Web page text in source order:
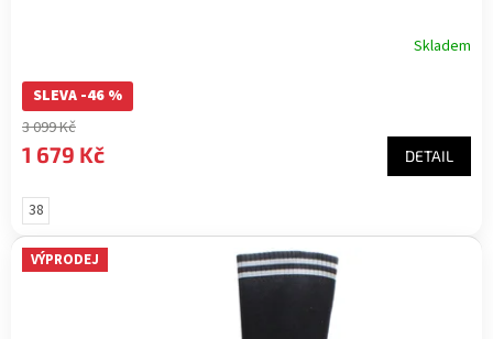
Skladem
SLEVA -46 %
3 099 Kč
1 679 Kč DETAIL
38
VÝPRODEJ